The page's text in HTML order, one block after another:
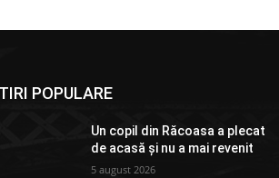
POPULARE
Un copil din Răcoasa a plecat
de acasă și nu a mai revenit
5 august 2026